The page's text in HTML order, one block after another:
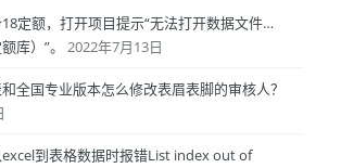
定额，打开项目提示“无法打开数据文件…
库）”。
2022年7月13日
全国专业版本怎么修改表眉表脚的审核人？
到表格数据时报错List index out of